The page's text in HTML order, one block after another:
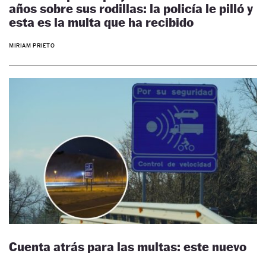
años sobre sus rodillas: la policía le pilló y
esta es la multa que ha recibido
MIRIAM PRIETO
Cuenta atrás para las multas: este nuevo